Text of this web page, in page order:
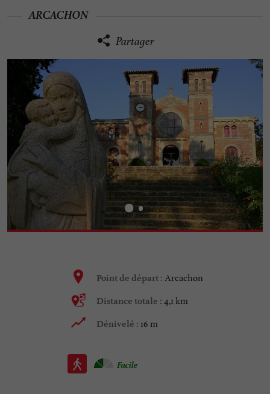
ARCACHON
Partager
Point de départ : Arcachon
Distance totale : 4,1 km
Dénivelé : 16 m
Facile